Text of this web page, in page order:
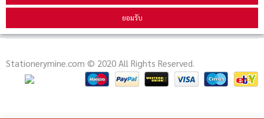
ยอมรับ
Stationerymine.com © 2020 All Rights Reserved.